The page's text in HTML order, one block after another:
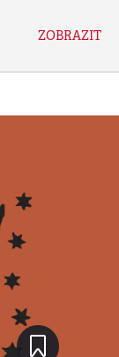
ZOBRAZIT